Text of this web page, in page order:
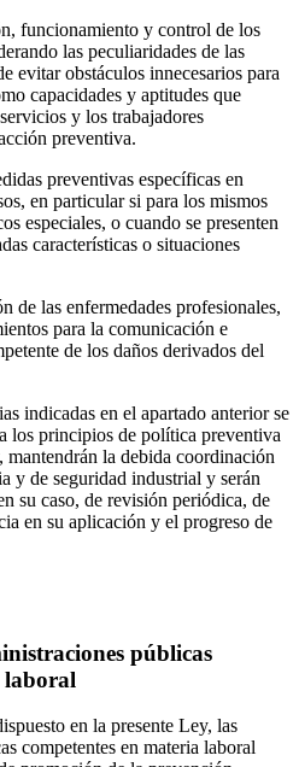
funcionamiento y control de los
las peculiaridades de las
evitar obstáculos innecesarios para
capacidades y aptitudes que
y los trabajadores
preventiva.
preventivas específicas en
en particular si para los mismos
especiales, o cuando se presenten
características o situaciones
de las enfermedades profesionales,
para la comunicación e
de los daños derivados del
indicadas en el apartado anterior se
los principios de política preventiva
mantendrán la debida coordinación
y de seguridad industrial y serán
su caso, de revisión periódica, de
en su aplicación y el progreso de
públicas
laboral
en la presente Ley, las
competentes en materia laboral